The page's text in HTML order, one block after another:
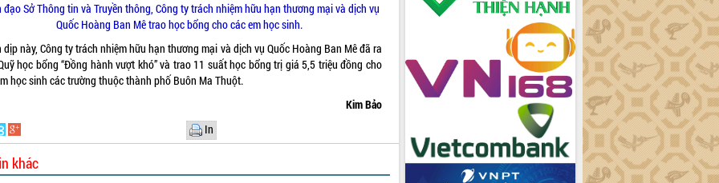
đạo Sở Thông tin và Truyền thông, Công ty trách nhiệm hữu hạn thương mại và dịch vụ
Quốc Hoàng Ban Mê trao học bổng cho các em học sinh.
dịp này, Công ty trách nhiệm hữu hạn thương mại và dịch vụ Quốc Hoàng Ban Mê đã ra
học bổng “Đồng hành vượt khó” và trao 11 suất học bổng trị giá 5,5 triệu đồng cho
học sinh các trường thuộc thành phố Buôn Ma Thuột.
Kim Bảo
In
khác